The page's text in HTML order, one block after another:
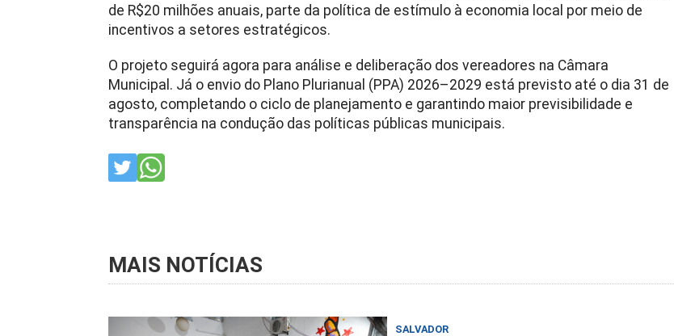
de R$20 milhões anuais, parte da política de estímulo à economia local por meio de
incentivos a setores estratégicos.
O projeto seguirá agora para análise e deliberação dos vereadores na Câmara
Municipal. Já o envio do Plano Plurianual (PPA) 2026–2029 está previsto até o dia 31 de
agosto, completando o ciclo de planejamento e garantindo maior previsibilidade e
transparência na condução das políticas públicas municipais.
MAIS NOTÍCIAS
SALVADOR